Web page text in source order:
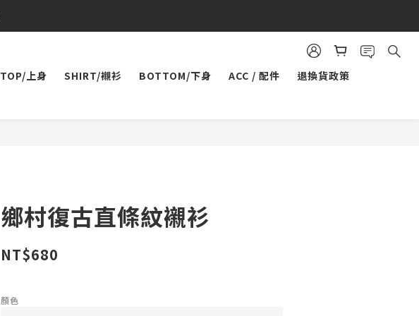
TOP/上身 SHIRT/襯衫 BOTTOM/下身 ACC / 配件
退換貨政策
鄉村復古直條紋襯衫
NT$680
顏色